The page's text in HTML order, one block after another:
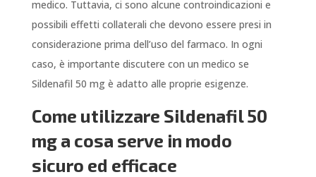
medico. Tuttavia, ci sono alcune controindicazioni e
possibili effetti collaterali che devono essere presi in
considerazione prima dell’uso del farmaco. In ogni
caso, è importante discutere con un medico se
Sildenafil 50 mg è adatto alle proprie esigenze.
Come utilizzare Sildenafil 50
mg a cosa serve in modo
sicuro ed efficace